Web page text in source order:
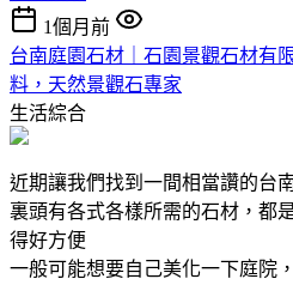
1個月前
台南庭園石材｜石園景觀石材有
料，天然景觀石專家
生活綜合
近期讓我們找到一間相當讚的台
裏頭有各式各樣所需的石材，都
得好方便
一般可能想要自己美化一下庭院